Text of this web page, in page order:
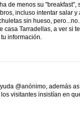
de menos su "breakfast",
incluso intentar salar
sin hueso, pero...no.
casa Tarradellas, a ver si
información.
@anónimo, además
visitantes insistían en